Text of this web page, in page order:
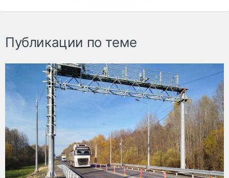
Публикации по теме